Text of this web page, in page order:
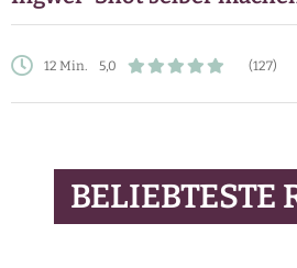
12 Min. 5,0 (127)
BELIEBTESTE